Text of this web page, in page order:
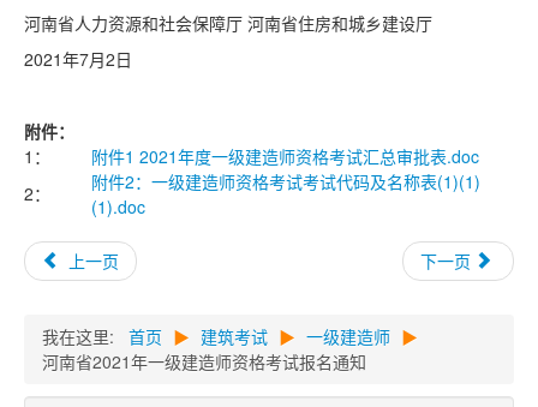
河南省人力资源和社会保障厅 河南省住房和城乡建设厅
2021年7月2日
附件：
1：
附件1 2021年度一级建造师资格考试汇总审批表.doc
2：
附件2：一级建造师资格考试考试代码及名称表(1)(1)
(1).doc
上一页 下一页
我在这里: 首页 ▶ 建筑考试 ▶ 一级建造师 ▶
河南省2021年一级建造师资格考试报名通知